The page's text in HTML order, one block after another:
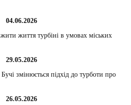
04.06.2026
життя турбіні в умовах міських
29.05.2026
змінюється підхід до турботи про
26.05.2026